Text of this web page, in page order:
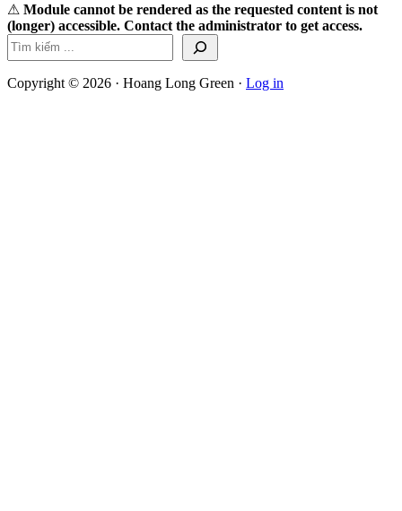
⚠ Module cannot be rendered as the requested content is not
(longer) accessible. Contact the administrator to get access.
Primary
Sidebar
Tìm kiếm
Copyright © 2026 · Hoang Long Green · Log in